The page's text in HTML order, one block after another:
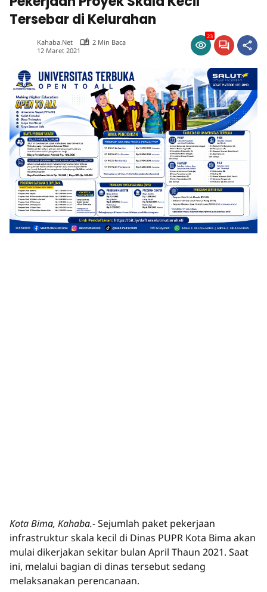
Tersebar di Kelurahan
Kahaba.net
2 Min Baca
12 Maret 2021
23
Kota Bima, Kahaba.-Sejumlah paket pekerjaan
infrastruktur skala kecil di Dinas PUPR Kota Bima akan
mulai dikerjakan sekitar bulan April Thaun 2021. Saat
ini, melalui bagian di dinas tersebut sedang
melaksanakan perencanaan.